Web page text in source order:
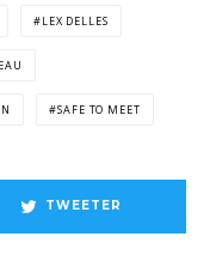
LEX DELLES
SAFE TO MEET
TWEETER